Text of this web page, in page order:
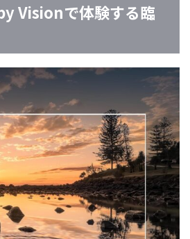
Visionで体験する臨